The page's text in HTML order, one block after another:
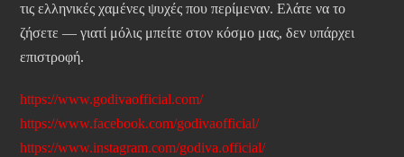
τις ελληνικές χαμένες ψυχές που περίμεναν. Ελάτε να το
ζήσετε — γιατί μόλις μπείτε στον κόσμο μας, δεν υπάρχει
επιστροφή.
https://www.godivaofficial.com/
https://www.facebook.com/godivaofficial/
https://www.instagram.com/godiva.official/